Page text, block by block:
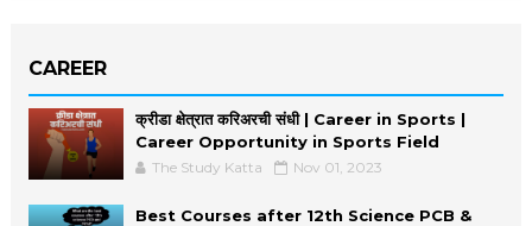
CAREER
क्रीडा क्षेत्रात करिअरची संधी | Career in Sports |
Career Opportunity in Sports Field
The Study Katta Nov 01, 2023
Best Courses after 12th Science PCB &